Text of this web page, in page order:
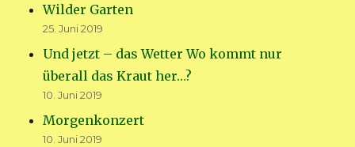
Wilder Garten
25. Juni 2019
Und jetzt – das Wetter Wo kommt nur
überall das Kraut her…?
10. Juni 2019
Morgenkonzert
10. Juni 2019